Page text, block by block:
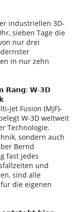
industriellen 3D-
sieben Tage die
nur drei
in nur zehn
𝗥𝗮𝗻𝗴: 𝗪-𝟯𝗗
Jet Fusion (MJF)-
W-3D weltweit
Technologie.
sondern auch
Bernd
fast jedes
und
sind alle
die eigenen